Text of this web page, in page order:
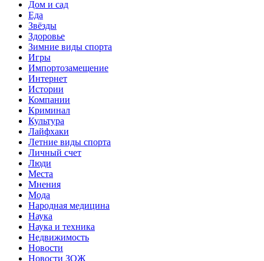
Дом и сад
Еда
Звёзды
Здоровье
Зимние виды спорта
Игры
Импортозамещение
Интернет
Истории
Компании
Криминал
Культура
Лайфхаки
Летние виды спорта
Личный счет
Люди
Места
Мнения
Мода
Народная медицина
Наука
Наука и техника
Недвижимость
Новости
Новости ЗОЖ